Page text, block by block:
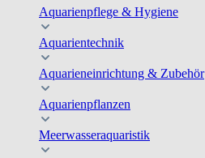
Aquarienpflege & Hygiene
Aquarientechnik
Aquarieneinrichtung & Zubehör
Aquarienpflanzen
Meerwasseraquaristik